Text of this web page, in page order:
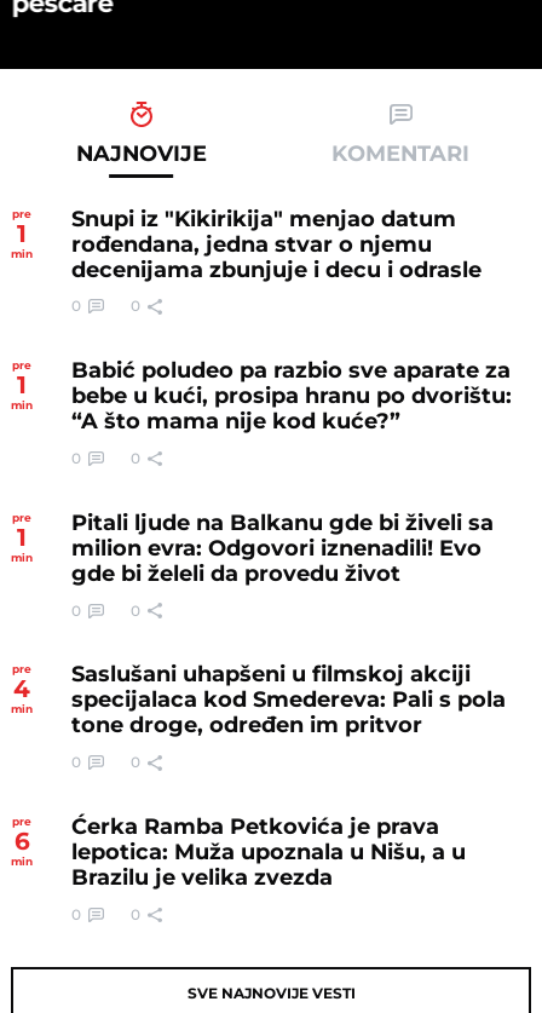
NAJNOVIJE KOMENTARI
pre
1
min
Snupi iz "Kikirikija" menjao datum
rođendana, jedna stvar o njemu
decenijama zbunjuje i decu i odrasle
0 0
pre
1
min
Babić poludeo pa razbio sve aparate za
bebe u kući, prosipa hranu po dvorištu:
“A što mama nije kod kuće?”
0 0
pre
1
min
Pitali ljude na Balkanu gde bi živeli sa
milion evra: Odgovori iznenadili! Evo
gde bi želeli da provedu život
0 0
pre
4
min
Saslušani uhapšeni u filmskoj akciji
specijalaca kod Smedereva: Pali s pola
tone droge, određen im pritvor
0 0
pre
6
min
Ćerka Ramba Petkovića je prava
lepotica: Muža upoznala u Nišu, a u
Brazilu je velika zvezda
0 0
SVE NAJNOVIJE VESTI